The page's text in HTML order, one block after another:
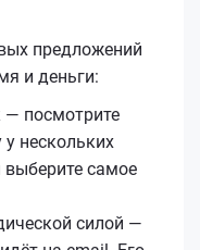
предложений
и деньги:
— посмотрите
у нескольких
самое
силой —